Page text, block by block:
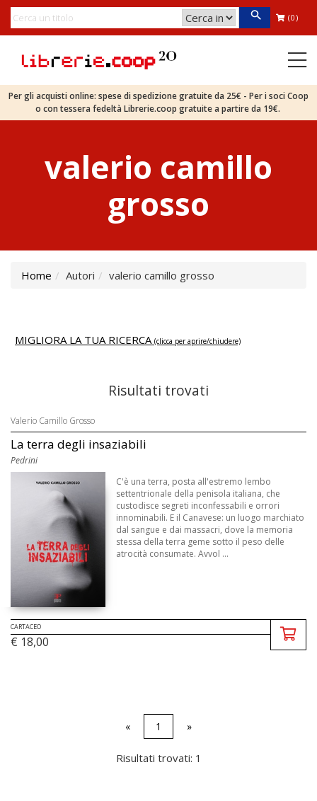
(0)
Per gli acquisti online: spese di spedizione gratuite da 25€ - Per i soci Coop
o con tessera fedeltà Librerie.coop gratuite a partire da 19€.
valerio camillo
grosso
Home Autori valerio camillo grosso
MIGLIORA LA TUA RICERCA (clicca per aprire/chiudere)
Risultati trovati
Valerio Camillo Grosso
La terra degli insaziabili
Pedrini
C'è una terra, posta all'estremo lembo
settentrionale della penisola italiana, che
custodisce segreti inconfessabili e orrori
innominabili. E il Canavese: un luogo marchiato
dal sangue e dai massacri, dove la memoria
stessa della terra geme sotto il peso delle
atrocità consumate. Avvol ...
CARTACEO
€ 18,00
« 1 »
Risultati trovati: 1